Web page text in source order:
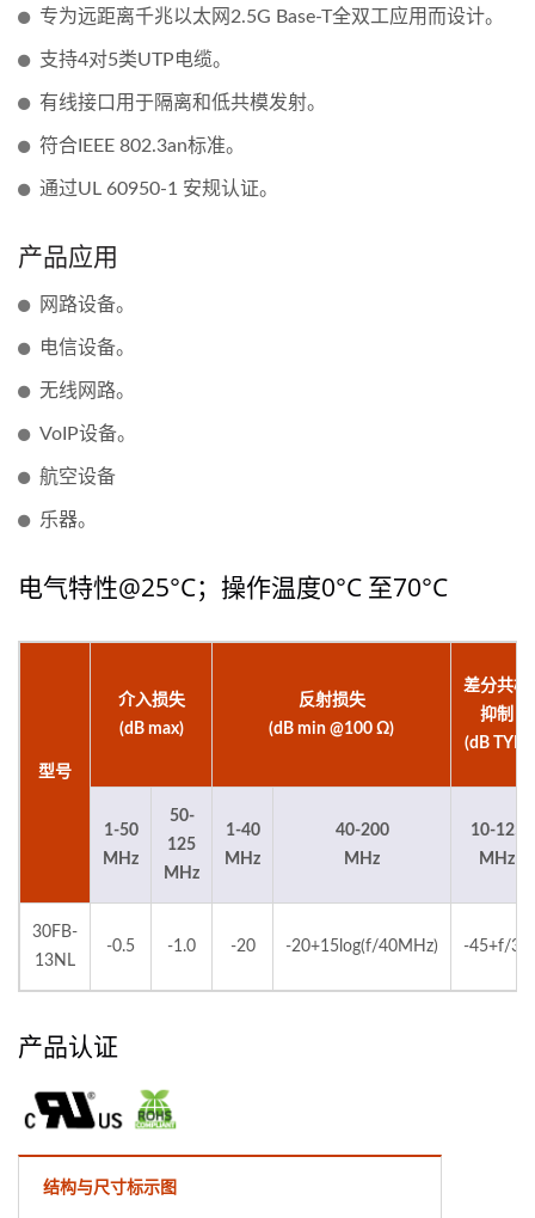
专为远距离千兆以太网2.5G Base-T全双工应用而设计。
支持4对5类UTP电缆。
有线接口用于隔离和低共模发射。
符合IEEE 802.3an标准。
通过UL 60950-1 安规认证。
产品应用
网路设备。
电信设备。
无线网路。
VoIP设备。
航空设备
乐器。
电气特性@25°C；操作温度0°C 至70°C
型号
介入损失
(dB max)
反射损失
(dB min @100 Ω)
差分共模
抑制
(dB TYP)
1-50
MHz
50-
125
MHz
1-40
MHz
40-200
MHz
10-125
MHz
30FB-
13NL
-0.5 -1.0 -20 -20+15log(f/40MHz) -45+f/35
产品认证
结构与尺寸标示图